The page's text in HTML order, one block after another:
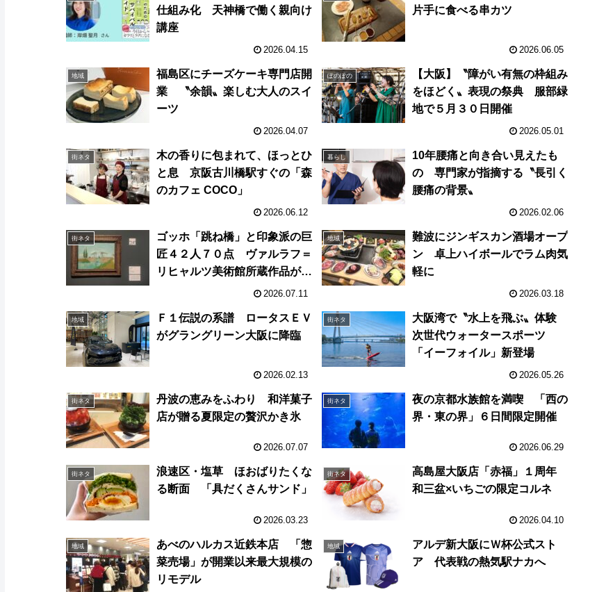
仕組み化 天神橋で働く親向け
講座
2026.04.15
片手に食べる串カツ
2026.06.05
地域
福島区にチーズケーキ専門店開
業 〝余韻〟楽しむ大人のスイ
ーツ
2026.04.07
ぽのぽの
【大阪】〝障がい有無の枠組み
をほどく〟表現の祭典 服部緑
地で５月３０日開催
2026.05.01
街ネタ
木の香りに包まれて、ほっとひ
と息 京阪古川橋駅すぐの「森
のカフェ COCO」
2026.06.12
暮らし
10年腰痛と向き合い見えたも
の 専門家が指摘する〝長引く
腰痛の背景〟
2026.02.06
街ネタ
ゴッホ「跳ね橋」と印象派の巨
匠４２人７０点 ヴァルラフ＝
リヒャルツ美術館所蔵作品が大
2026.07.11
地域
難波にジンギスカン酒場オープ
ン 卓上ハイボールでラム肉気
軽に
2026.03.18
地域
Ｆ１伝説の系譜 ロータスＥＶ
がグラングリーン大阪に降臨
2026.02.13
街ネタ
大阪湾で〝水上を飛ぶ〟体験
次世代ウォータースポーツ
「イーフォイル」新登場
2026.05.26
街ネタ
丹波の恵みをふわり 和洋菓子
店が贈る夏限定の贅沢かき氷
2026.07.07
街ネタ
夜の京都水族館を満喫 「西の
界・東の界」６日間限定開催
2026.06.29
街ネタ
浪速区・塩草 ほおばりたくな
る断面 「具だくさんサンド」
2026.03.23
街ネタ
高島屋大阪店「赤福」１周年
和三盆×いちごの限定コルネ
2026.04.10
地域
あべのハルカス近鉄本店 「惣
菜売場」が開業以来最大規模の
リモデル
地域
アルデ新大阪にＷ杯公式スト
ア 代表戦の熱気駅ナカへ